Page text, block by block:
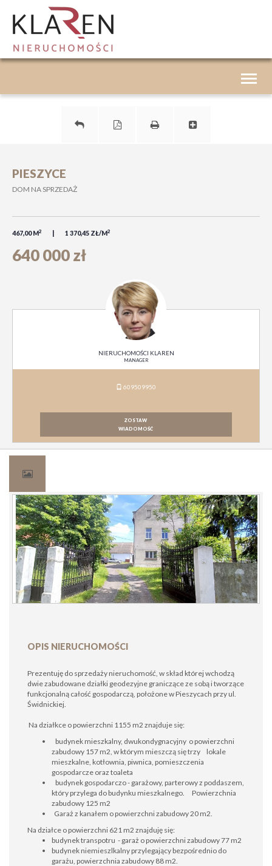
Toggle
PIESZYCE
DOM NA SPRZEDAŻ
467,00 M2 1 370,45 ZŁ/M2
640 000 zł
NIERUCHOMOŚCI KLAREN
MANAGER
609509950
ZOSTAW
WIADOMOŚĆ
OPIS NIERUCHOMOŚCI
Prezentuję do sprzedaży nieruchomość, w skład której wchodzą
dwie zabudowane działki geodezyjne graniczące ze sobą i tworzące
funkcjonalną całość gospodarczą, położone w Pieszycach przy ul.
Świdnickiej.
Na działkce o powierzchni 1155 m2 znajduje się:
budynek mieszkalny, dwukondygnacyjny o powierzchni
zabudowy 157 m2, w którym mieszczą się trzy lokale
mieszkalne, kotłownia, piwnica, pomieszczenia
gospodarcze oraz toaleta
budynek gospodarczo - garażowy, parterowy z poddaszem,
który przylega do budynku mieszkalnego. Powierzchnia
zabudowy 125 m2
Garaż z kanałem o powierzchni zabudowy 20 m2.
Na działce o powierzchni 621 m2 znajduję się:
budynek transpotru - garaż o powierzchni zabudowy 77 m2
budynek niemieszlkalny przylegający bezpośrednio do
garażu, powierzchnia zabudowy 88 m2.